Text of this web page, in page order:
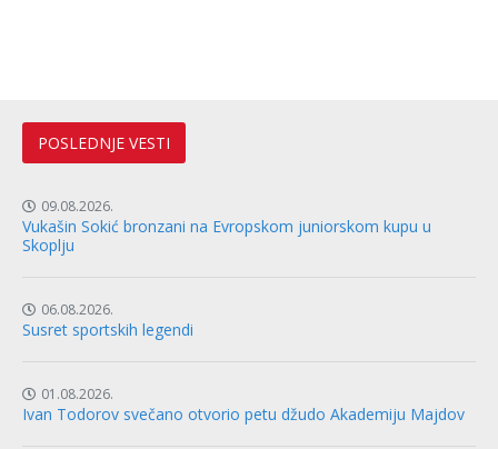
POSLEDNJE VESTI
09.08.2026.
Vukašin Sokić bronzani na Evropskom juniorskom kupu u
Skoplju
06.08.2026.
Susret sportskih legendi
01.08.2026.
Ivan Todorov svečano otvorio petu džudo Akademiju Majdov